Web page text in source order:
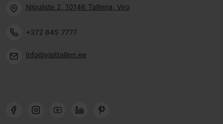
Niguliste 2, 10146 Tallinna, Viro
+372 645 7777
info@visittallinn.ee